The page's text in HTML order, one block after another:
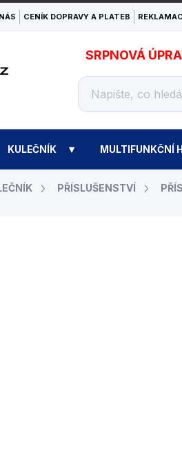
CENÍK DOPRAVY A PLATEB
SRPNOVÁ
KULEČNÍK MULTIFUNKČNÍ
PŘÍSLUŠENSTVÍ